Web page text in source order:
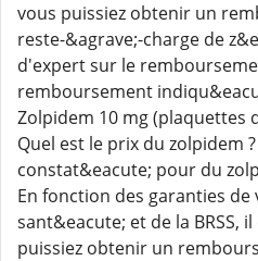
vous puissiez obtenir un
reste-&agrave;-charge de
d'expert sur le
remboursement
Zolpidem 10 mg (plaquettes
Quel est le prix du zolpidem
constat&eacute; pour du
En fonction des garanties
sant&eacute; et de la BRSS,
puissiez obtenir un